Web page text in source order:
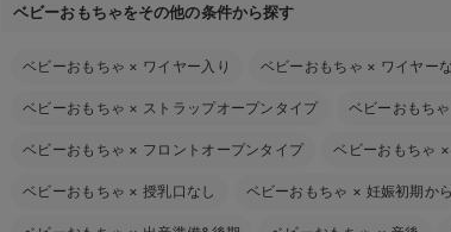
ベビーおもちゃをその他の条件から探す
ベビーおもちゃ × ワイヤー入り ベビーおもちゃ × ワイヤー
ベビーおもちゃ × ストラップオープンタイプ ベビーおもちゃ
ベビーおもちゃ × フロントオープンタイプ ベビーおもちゃ ×
ベビーおもちゃ ×授乳口なし ベビーおもちゃ × 妊娠初期から